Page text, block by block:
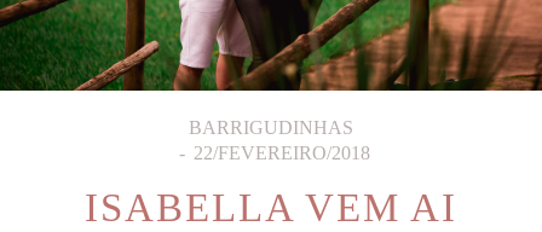
BARRIGUDINHAS
22/FEVEREIRO/2018
ISABELLA VEM AI